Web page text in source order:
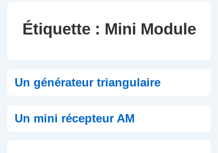
Étiquette : Mini Module
Un générateur triangulaire
Un mini récepteur AM